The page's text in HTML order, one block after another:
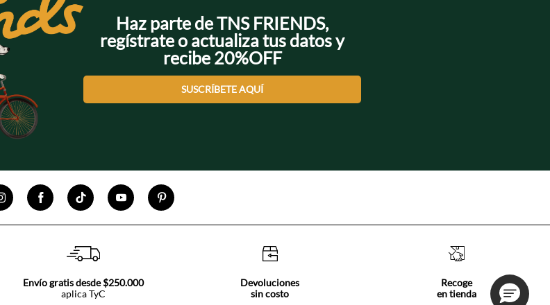
Haz parte de TNS FRIENDS,
regístrate o actualiza tus datos y
recibe 20%OFF
SUSCRÍBETE AQUÍ
Envío gratis desde $250.000
aplica TyC
Devoluciones
sin costo
Recoge
en tienda